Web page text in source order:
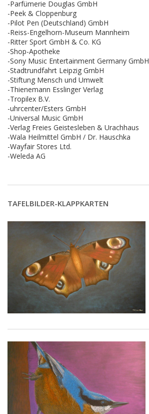
-Parfümerie Douglas GmbH
-Peek & Cloppenburg
-Pilot Pen (Deutschland) GmbH
-Reiss-Engelhorn-Museum Mannheim
-Ritter Sport GmbH & Co. KG
-Shop-Apotheke
-Sony Music Entertainment Germany GmbH
-Stadtrundfahrt Leipzig GmbH
-Stiftung Mensch und Umwelt
-Thienemann Esslinger Verlag
-Tropilex B.V.
-uhrcenter/Esters GmbH
-Universal Music GmbH
-Verlag Freies Geistesleben & Urachhaus
-Wala Heilmittel GmbH / Dr. Hauschka
-Wayfair Stores Ltd.
-Weleda AG
TAFELBILDER-KLAPPKARTEN